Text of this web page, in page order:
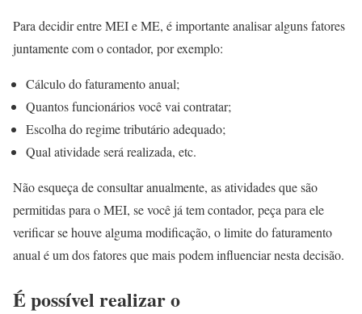
Para decidir entre MEI e ME, é importante analisar alguns fatores
juntamente com o contador, por exemplo:
Cálculo do faturamento anual;
Quantos funcionários você vai contratar;
Escolha do regime tributário adequado;
Qual atividade será realizada, etc.
Não esqueça de consultar anualmente, as atividades que são
permitidas para o MEI, se você já tem contador, peça para ele
verificar se houve alguma modificação, o limite do faturamento
anual é um dos fatores que mais podem influenciar nesta decisão.
É possível realizar o